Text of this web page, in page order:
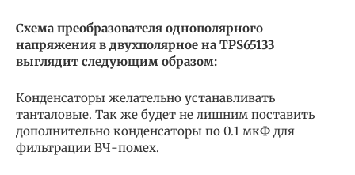
Схема преобразователя однополярного
напряжения в двухполярное на TPS65133
выглядит следующим образом:
Конденсаторы желательно устанавливать
танталовые. Так же будет не лишним поставить
дополнительно конденсаторы по 0.1 мкФ для
фильтрации ВЧ-помех.